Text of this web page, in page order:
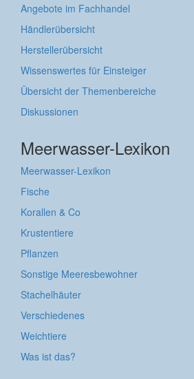
Angebote im Fachhandel
Händlerübersicht
Herstellerübersicht
Wissenswertes für Einsteiger
Übersicht der Themenbereiche
Diskussionen
Meerwasser-Lexikon
Meerwasser-Lexikon
Fische
Korallen & Co
Krustentiere
Pflanzen
Sonstige Meeresbewohner
Stachelhäuter
Verschiedenes
Weichtiere
Was ist das?